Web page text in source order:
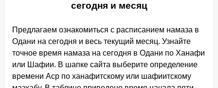
сегодня и месяц
Предлагаем ознакомиться с расписанием намаза в
Одани на сегодня и весь текущий месяц. Узнайте
точное время намаза на сегодня в Одани по Ханафи
или Шафии. В шапке сайта выберите определение
времени Аср по ханафитскому или шафиитскому